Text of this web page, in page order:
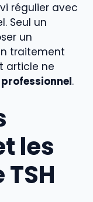
régulier avec
Seul un
un
traitement
article ne
.
les